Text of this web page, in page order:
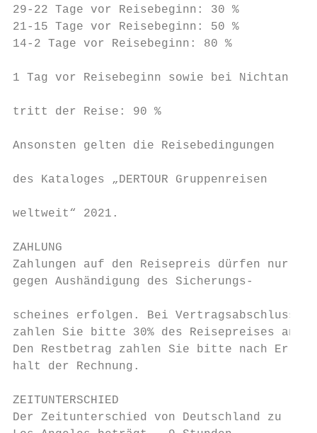
29-22 Tage vor Reisebeginn: 30 %
21-15 Tage vor Reisebeginn: 50 %
14-2 Tage vor Reisebeginn: 80 %
1 Tag vor Reisebeginn sowie bei Nichtan-
tritt der Reise: 90 %
Ansonsten gelten die Reisebedingungen
des Kataloges „DERTOUR Gruppenreisen
weltweit“ 2021.
ZAHLUNG
Zahlungen auf den Reisepreis dürfen nur
gegen Aushändigung des Sicherungs-
scheines erfolgen. Bei Vertragsabschluss
zahlen Sie bitte 30% des Reisepreises an.
Den Restbetrag zahlen Sie bitte nach Er-
halt der Rechnung.
ZEITUNTERSCHIED
Der Zeitunterschied von Deutschland zu